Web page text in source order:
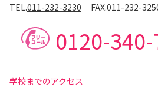
TEL.011-232-3230 FAX.011-232-
0120-
学校までのアクセス